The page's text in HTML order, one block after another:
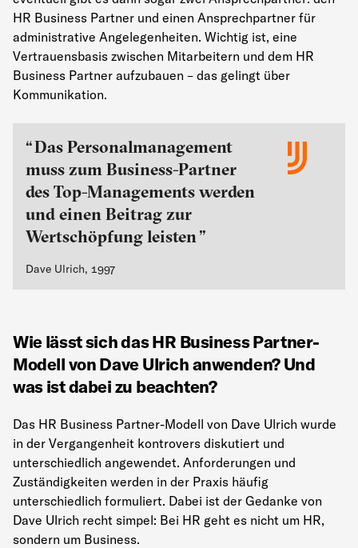
HR Business Partner und einen Ansprechpartner für
administrative Angelegenheiten. Wichtig ist, eine
Vertrauensbasis zwischen Mitarbeitern und dem HR
Business Partner aufzubauen – das gelingt über
Kommunikation.
Das Personalmanagement
muss zum Business-Partner
des Top-Managements werden
und einen Beitrag zur
Wertschöpfung leisten
Dave Ulrich, 1997
Wie lässt sich das HR Business Partner-
Modell von Dave Ulrich anwenden? Und
was ist dabei zu beachten?
Das HR Business Partner-Modell von Dave Ulrich wurde
in der Vergangenheit kontrovers diskutiert und
unterschiedlich angewendet. Anforderungen und
Zuständigkeiten werden in der Praxis häufig
unterschiedlich formuliert. Dabei ist der Gedanke von
Dave Ulrich recht simpel: Bei HR geht es nicht um HR,
sondern um Business.